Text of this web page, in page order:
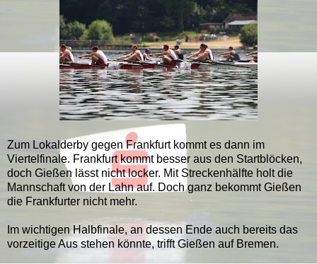
Zum Lokalderby gegen Frankfurt kommt es dann im
Viertelfinale. Frankfurt kommt besser aus den Startblöcken,
doch Gießen lässt nicht locker. Mit Streckenhälfte holt die
Mannschaft von der Lahn auf. Doch ganz bekommt Gießen
die Frankfurter nicht mehr.
Im wichtigen Halbfinale, an dessen Ende auch bereits das
vorzeitige Aus stehen könnte, trifft Gießen auf Bremen.